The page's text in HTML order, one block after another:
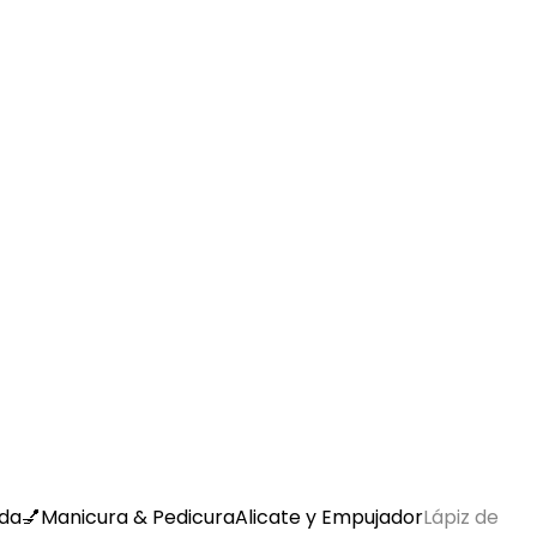
💅Manicura & PedicuraAlicate y EmpujadorLápiz de